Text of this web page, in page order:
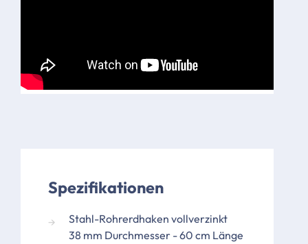
Spezifikationen
Stahl-Rohrerdhaken vollverzinkt
38 mm Durchmesser - 60 cm Länge